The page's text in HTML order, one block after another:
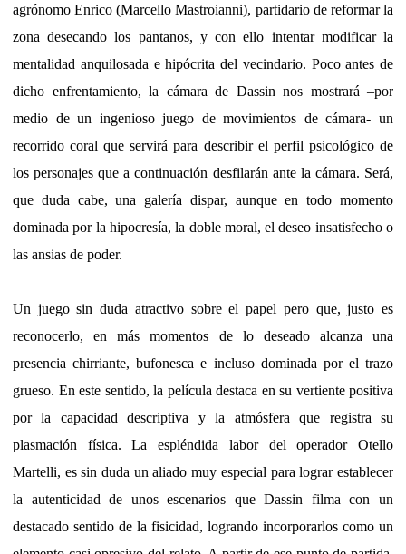
agrónomo Enrico (Marcello Mastroianni), partidario de reformar la
zona desecando los pantanos, y con ello intentar modificar la
mentalidad anquilosada e hipócrita del vecindario. Poco antes de
dicho enfrentamiento, la cámara de Dassin nos mostrará –por
medio de un ingenioso juego de movimientos de cámara- un
recorrido coral que servirá para describir el perfil psicológico de
los personajes que a continuación desfilarán ante la cámara. Será,
que duda cabe, una galería dispar, aunque en todo momento
dominada por la hipocresía, la doble moral, el deseo insatisfecho o
las ansias de poder.
Un juego sin duda atractivo sobre el papel pero que, justo es
reconocerlo, en más momentos de lo deseado alcanza una
presencia chirriante, bufonesca e incluso dominada por el trazo
grueso. En este sentido, la película destaca en su vertiente positiva
por la capacidad descriptiva y la atmósfera que registra su
plasmación física. La espléndida labor del operador Otello
Martelli, es sin duda un aliado muy especial para lograr establecer
la autenticidad de unos escenarios que Dassin filma con un
destacado sentido de la fisicidad, logrando incorporarlos como un